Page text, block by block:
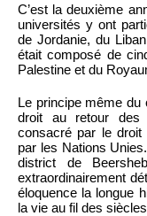
C’est la deuxième
universités y ont
de Jordanie, du
était composé de
Palestine et du
Le principe même
droit au retour des
consacré par le droit
par les Nations
district de
extraordinairement
éloquence la longue
la vie au fil des